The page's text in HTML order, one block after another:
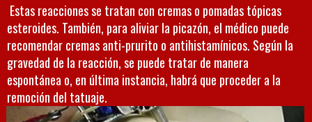
Estas reacciones se tratan con cremas o pomadas tópicas
esteroides. También, para aliviar la picazón, el médico puede
recomendar cremas anti-prurito o antihistamínicos. Según la
gravedad de la reacción, se puede tratar de manera
espontánea o, en última instancia, habrá que proceder a la
remoción del tatuaje.